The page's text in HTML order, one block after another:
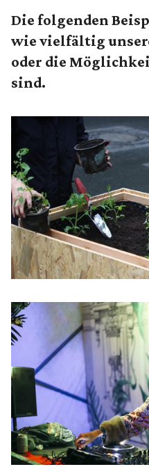
Die folgenden
wie vielfältig
oder die
sind.